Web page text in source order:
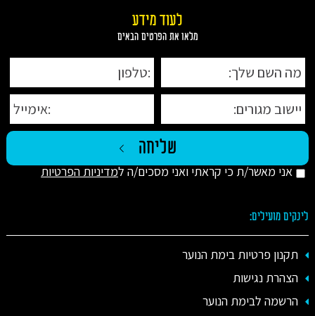
לעוד מידע
מלאו את הפרטים הבאים
אני מאשר/ת כי קראתי ואני מסכים/ה למדיניות הפרטיות
לינקים מועילים:
תקנון פרטיות בימת הנוער
הצהרת נגישות
הרשמה לבימת הנוער